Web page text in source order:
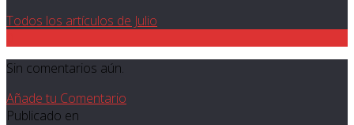
Todos los artículos de Julio
Sin comentarios aún.
Añade tu Comentario
Publicado en